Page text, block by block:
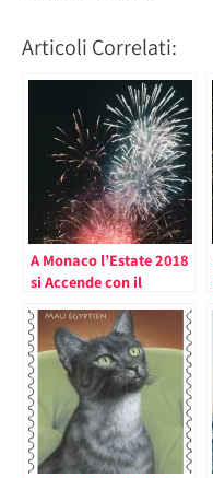
Articoli Correlati:
A Monaco l’Estate 2018
si Accende con il
d’Artificio Piromelodici
(il Calendario)